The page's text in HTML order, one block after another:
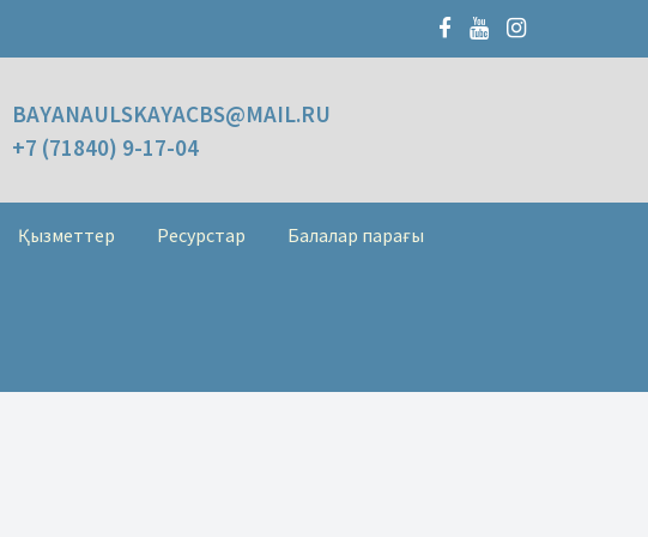
BAYANAULSKAYACBS@MAIL.RU
+7 (71840) 9-17-04
Қызметтер Ресурстар Балалар парағы